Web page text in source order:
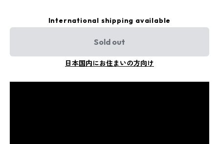
International shipping available
Sold out
日本国内にお住まいの方向け